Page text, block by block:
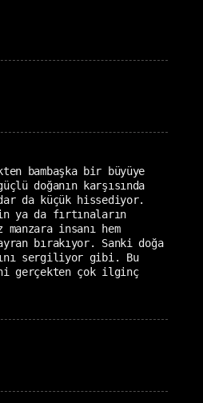
bambaşka bir büyüye
doğanın karşısında
da küçük hissediyor.
ya da fırtınaların
insanı hem
bırakıyor. Sanki doğa
sergiliyor gibi. Bu
gerçekten çok ilginç